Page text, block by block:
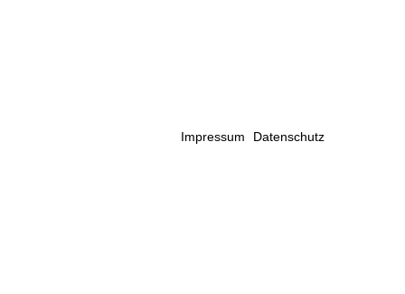
Impressum Datenschutz